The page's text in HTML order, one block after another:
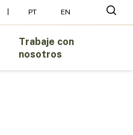
PT EN
Trabaje con
nosotros
Menu